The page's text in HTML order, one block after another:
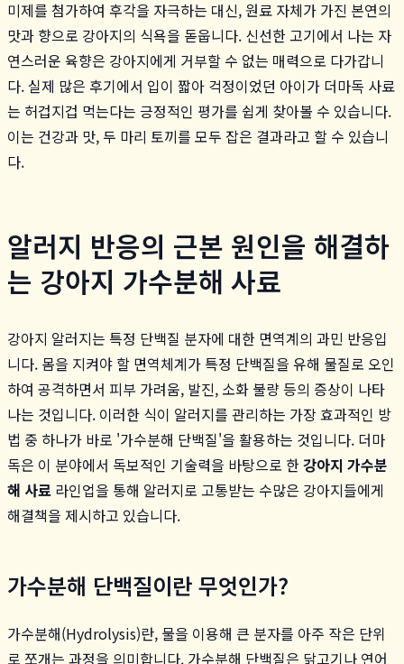
미제를 첨가하여 후각을 자극하는 대신, 원료 자체가 가진 본연의
맛과 향으로 강아지의 식욕을 돋웁니다. 신선한 고기에서 나는 자
연스러운 육향은 강아지에게 거부할 수 없는 매력으로 다가갑니
다. 실제 많은 후기에서 입이 짧아 걱정이었던 아이가 더마독 사료
는 허겁지겁 먹는다는 긍정적인 평가를 쉽게 찾아볼 수 있습니다.
이는 건강과 맛, 두 마리 토끼를 모두 잡은 결과라고 할 수 있습니
다.
알러지 반응의 근본 원인을 해결하
는 강아지 가수분해 사료
강아지 알러지는 특정 단백질 분자에 대한 면역계의 과민 반응입
니다. 몸을 지켜야 할 면역체계가 특정 단백질을 유해 물질로 오인
하여 공격하면서 피부 가려움, 발진, 소화 불량 등의 증상이 나타
나는 것입니다. 이러한 식이 알러지를 관리하는 가장 효과적인 방
법 중 하나가 바로 '가수분해 단백질'을 활용하는 것입니다. 더마
독은 이 분야에서 독보적인 기술력을 바탕으로 한강아지 가수분
해 사료 라인업을 통해 알러지로 고통받는 수많은 강아지들에게
해결책을 제시하고 있습니다.
가수분해 단백질이란 무엇인가?
가수분해(Hydrolysis)란, 물을 이용해 큰 분자를 아주 작은 단위
로 쪼개는 과정을 의미합니다. 가수분해 단백질은 닭고기나 연어